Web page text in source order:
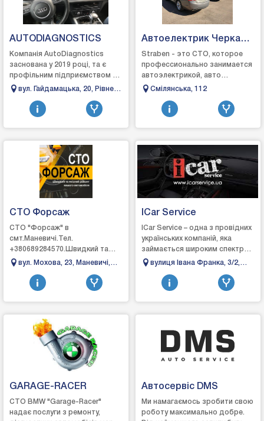
AUTODIAGNOSTICS
Компанія AutoDiagnostics
заснована у 2019 році, та є
профільним підприємством з
ремонту автомобілів, а саме
замовлень ...
вул. Гайдамацька, 20, Рівне,
Рівненська область, 33022
Автоелектрик Черкаси
Страбен
Straben - это СТО, которое
профессионально занимается
автоэлектрикой, авто
диагностикой,
Черкассах, наш персонал
имеет опыт ра...
Смілянська, 112
СТО Форсаж
СТО "Форсаж" в
смт.Маневичі.Тел.
+380689284570.Швидкий та
якісний ремонт вашого
автомобіля:- ходова частина;-
рульове обладнання;...
вул. Мохова, 23, Маневичі,
Волинська область
ICar Service
ICar Service – одна з провідних
українських компаній, яка
займається широким спектром
робіт. Від переобладнання
обшивки сало...
вулиця Івана Франка, 3/2,
Унятичі, Львівська область
GARAGE-RACER
СТО BMW "Garage-Racer"
надає послуги з ремонту,
Автосервіс DMS
Ми намагаємось зробити свою
роботу максимально добре.